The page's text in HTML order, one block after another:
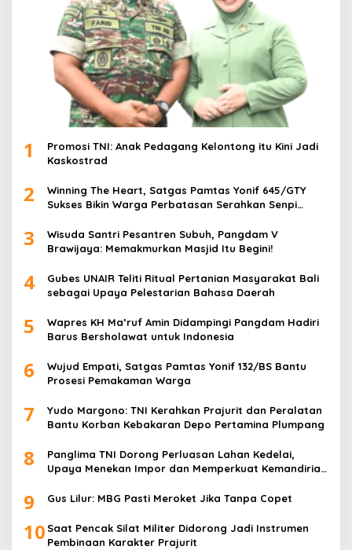
1
Promosi TNI: Anak Pedagang Kelontong itu Kini Jadi
Kaskostrad
2
Winning The Heart, Satgas Pamtas Yonif 645/GTY
Sukses Bikin Warga Perbatasan Serahkan Senpi
3
Wisuda Santri Pesantren Subuh, Pangdam V
Brawijaya: Memakmurkan Masjid Itu Begini!
4
Gubes UNAIR Teliti Ritual Pertanian Masyarakat Bali
sebagai Upaya Pelestarian Bahasa Daerah
5
Wapres KH Ma’ruf Amin Didampingi Pangdam Hadiri
Barus Bersholawat untuk Indonesia
6
Wujud Empati, Satgas Pamtas Yonif 132/BS Bantu
Prosesi Pemakaman Warga
7
Yudo Margono: TNI Kerahkan Prajurit dan Peralatan
Bantu Korban Kebakaran Depo Pertamina Plumpang
8
Panglima TNI Dorong Perluasan Lahan Kedelai,
Upaya Menekan Impor dan Memperkuat Kemandirian
9 Gus Lilur: MBG Pasti Meroket Jika Tanpa Copet
10 Saat Pencak Silat Militer Didorong Jadi Instrumen
Pembinaan Karakter Prajurit